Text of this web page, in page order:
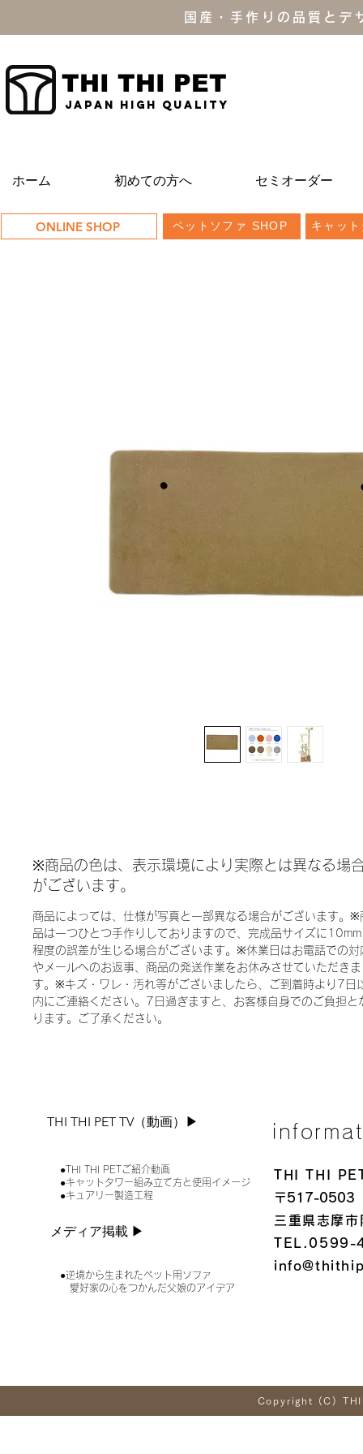
国産・手作りの品質と
THI THI PET
JAPAN high quality
ホーム 初めての方へ セミオーダー
ONLINE SHOP ペットソファ SHOP キャッ
※商品の色は、表示環境により実際とは異なる場
がございます。
商品によっては、仕様が写真と一部異なる場合がございます。※
品は一つひとつ手作りしておりますので、完成品サイズに10mm
程度の誤差が生じる場合がございます。※休業日はお電話での対
やメールへのお返事、商品の発送作業をお休みさせていただきま
す。※キズ・ワレ・汚れ等がございましたら、ご到着時より7日
内にご連絡ください。7日過ぎますと、お客様自身でのご負担と
ります。ご了承ください。
THI THI PET TV（動画）▶︎
●THI THI PETご紹介動画
●キャットタワー組み立て方と使用イメージ
●キュアリー製造工程
メディア掲載 ▶︎
●逆境から生まれたペット用ソファ
愛好家の心をつかんだ父娘のアイデア
THI THI
〒517-0503
三重県志摩
TEL.0599-
Copyright (C)